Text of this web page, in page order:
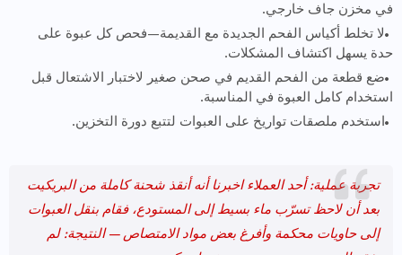
في مخزن جاف خارجي.
لا تخلط أكياس الفحم الجديدة مع القديمة—فحص كل عبوة على
حدة يسهل اكتشاف المشكلات.
ضع قطعة من الفحم القديم في صحن صغير لاختبار الاشتعال قبل
استخدام كامل العبوة في المناسبة.
استخدم ملصقات تواريخ على العبوات لتتبع دورة التخزين.
تجربة عملية: أحد العملاء اخبرنا أنه أنقذ شحنة كاملة من البريكيت
بعد أن لاحظ تسرّب ماء بسيط إلى المستودع، فقام بنقل العبوات
إلى حاويات محكمة وأفرغ بعض مواد الامتصاص — النتيجة: لم